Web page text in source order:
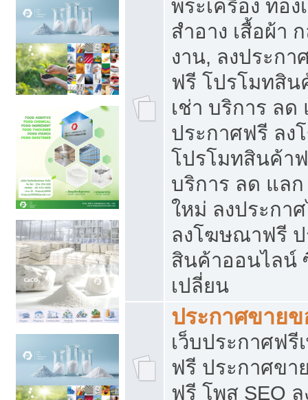
พระเครื่อง ท่อง
สำอาง เสื้อผ้า
งาน, ลงประก
ฟรี โปรโมทสิ
เช่า บริการ ลด
ประกาศฟรี ล
โปรโมทสินค้า
บริการ ลด แล
ใหม่ ลงประกา
ลงโฆษณาฟรี
สินค้าออนไลน์
เปลี่ยน
ประกาศขายข
เว็บประกาศฟรี
ฟรี ประกาศขา
ฟรี โพส SEO